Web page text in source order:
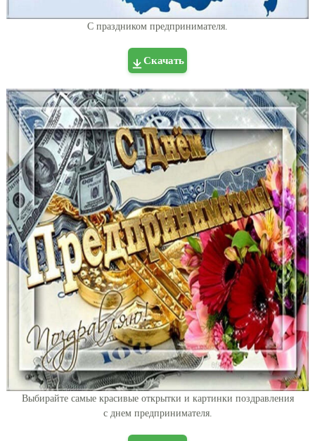
С праздником предпринимателя.
Скачать
Выбирайте самые красивые открытки и картинки поздравления
с днем предпринимателя.